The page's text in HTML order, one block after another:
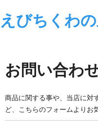
えびちくわ
お問い合わ
商品に関する事や、当店に対
ど、こちらのフォームよりお